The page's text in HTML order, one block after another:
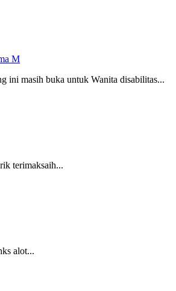
M
ini masih buka untuk Wanita disabilitas...
terimaksaih...
alot...